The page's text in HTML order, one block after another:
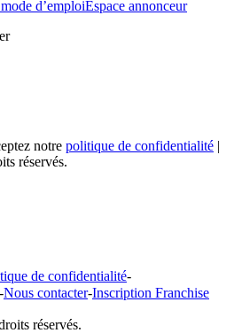
d’emploiEspace annonceur
notre politique de confidentialité |
réservés.
de confidentialité-
-Nous contacter-Inscription Franchise
réservés.